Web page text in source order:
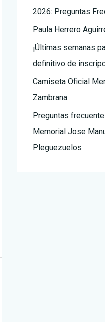
p
o
r
:
2026: Preguntas
Paula Herrero
¡Últimas semanas
definitivo de
Camiseta Oficial
Zambrana
Preguntas
Memorial Jose
Pleguezuelos